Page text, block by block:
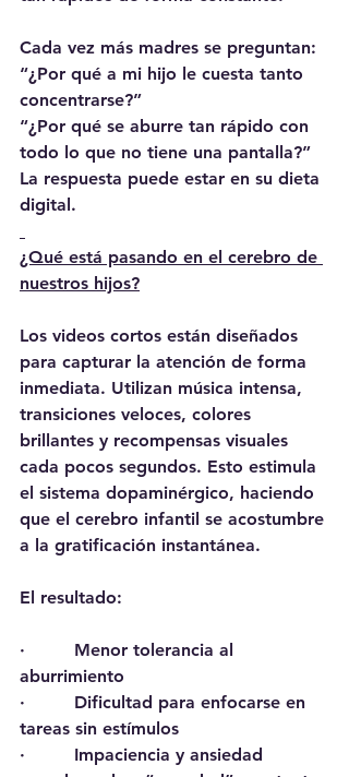
Cada vez más madres se preguntan:
“¿Por qué a mi hijo le cuesta tanto
concentrarse?”
“¿Por qué se aburre tan rápido con
todo lo que no tiene una pantalla?”
La respuesta puede estar en su dieta
digital.
¿Qué está pasando en el cerebro de
nuestros hijos?
Los videos cortos están diseñados
para capturar la atención de forma
inmediata. Utilizan música intensa,
transiciones veloces, colores
brillantes y recompensas visuales
cada pocos segundos. Esto estimula
el sistema dopaminérgico, haciendo
que el cerebro infantil se acostumbre
a la gratificación instantánea.
El resultado:
·         Menor tolerancia al
aburrimiento
·         Dificultad para enfocarse en
tareas sin estímulos
·         Impaciencia y ansiedad